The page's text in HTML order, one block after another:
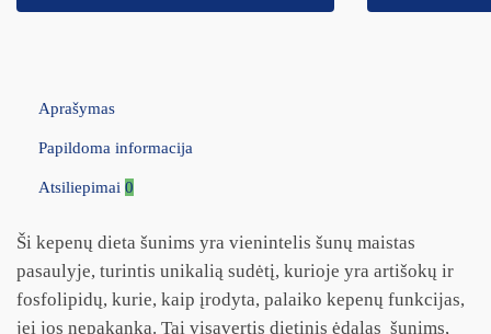
Aprašymas
Papildoma informacija
Atsiliepimai 0
Ši kepenų dieta šunims yra vienintelis šunų maistas
pasaulyje, turintis unikalią sudėtį, kurioje yra artišokų ir
fosfolipidų, kurie, kaip įrodyta, palaiko kepenų funkcijas,
jei jos nepakanka. Tai visavertis dietinis ėdalas šunims,